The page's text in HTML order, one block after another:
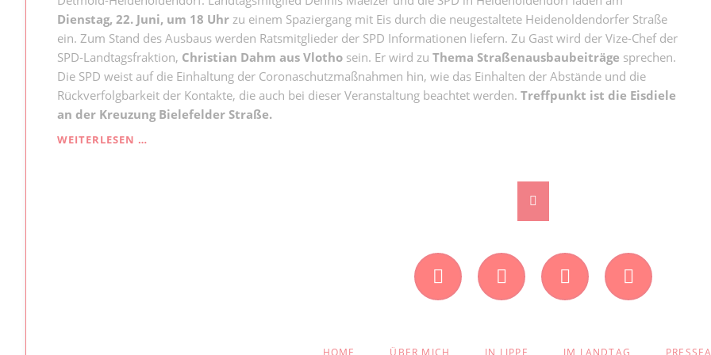
Dienstag, 22. Juni, um 18 Uhr zu einem Spaziergang mit Eis durch die neugestaltete Heidenoldendorfer Straße
ein. Zum Stand des Ausbaus werden Ratsmitglieder der SPD Informationen liefern. Zu Gast wird der Vize-Chef der
SPD-Landtagsfraktion, Christian Dahm aus Vlotho sein. Er wird zu Thema Straßenausbaubeiträge sprechen.
Die SPD weist auf die Einhaltung der Coronaschutzmaßnahmen hin, wie das Einhalten der Abstände und die
Rückverfolgbarkeit der Kontakte, die auch bei dieser Veranstaltung beachtet werden. Treffpunkt ist die Eisdiele
an der Kreuzung Bielefelder Straße.
WEITERLESEN …